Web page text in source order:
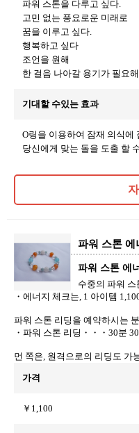
파워 스톤을 다루고 싶다.
고민 없는 풍요로운 미래로
꿈을 이루고 싶다.
행복하고 싶다
조언을 원해
한 걸음 나아갈 용기가 필요
기대할 수있는 효과
O링을 이용하여 잠재 의식에
당신에게 맞는 돌을 도출 할
파워 스톤 에
파워 스톤 에
수중의 파워
・에너지 체크는, 1 아이템
파워 스톤 리딩을 예약하시는
・파워 스톤 리딩・・・30분
먼 쪽은, 원격으로의 리딩도 가
가격
￥1,100